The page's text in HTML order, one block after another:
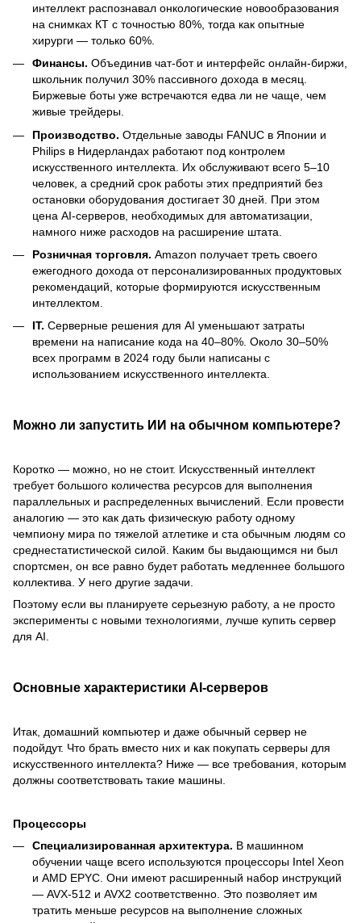
интеллект распознавал онкологические новообразования
на снимках КТ с точностью 80%, тогда как опытные
хирурги — только 60%.
Финансы. Объединив чат-бот и интерфейс онлайн-биржи,
школьник получил 30% пассивного дохода в месяц.
Биржевые боты уже встречаются едва ли не чаще, чем
живые трейдеры.
Производство. Отдельные заводы FANUC в Японии и
Philips в Нидерландах работают под контролем
искусственного интеллекта. Их обслуживают всего 5–10
человек, а средний срок работы этих предприятий без
остановки оборудования достигает 30 дней. При этом
цена AI-серверов, необходимых для автоматизации,
намного ниже расходов на расширение штата.
Розничная торговля. Amazon получает треть своего
ежегодного дохода от персонализированных продуктовых
рекомендаций, которые формируются искусственным
интеллектом.
IT. Серверные решения для AI уменьшают затраты
времени на написание кода на 40–80%. Около 30–50%
всех программ в 2024 году были написаны с
использованием искусственного интеллекта.
Можно ли запустить ИИ на обычном компьютере?
Коротко — можно, но не стоит. Искусственный интеллект
требует большого количества ресурсов для выполнения
параллельных и распределенных вычислений. Если провести
аналогию — это как дать физическую работу одному
чемпиону мира по тяжелой атлетике и ста обычным людям со
среднестатистической силой. Каким бы выдающимся ни был
спортсмен, он все равно будет работать медленнее большого
коллектива. У него другие задачи.
Поэтому если вы планируете серьезную работу, а не просто
эксперименты с новыми технологиями, лучше купить сервер
для AI.
Основные характеристики AI-серверов
Итак, домашний компьютер и даже обычный сервер не
подойдут. Что брать вместо них и как покупать серверы для
искусственного интеллекта? Ниже — все требования, которым
должны соответствовать такие машины.
Процессоры
Специализированная архитектура. В машинном
обучении чаще всего используются процессоры Intel Xeon
и AMD EPYC. Они имеют расширенный набор инструкций
— AVX-512 и AVX2 соответственно. Это позволяет им
тратить меньше ресурсов на выполнение сложных